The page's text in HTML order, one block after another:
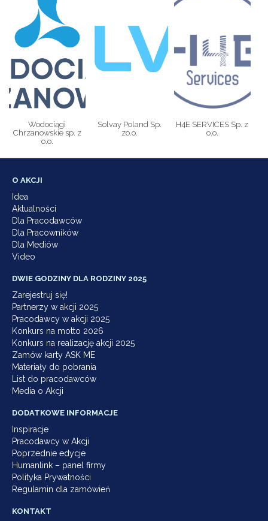
Wodociągi
Chrzanowskie sp. z
o.o.
Solvay Poland Sp.
zo.o.
H4E SERVICES Sp. z
o.o.
O AKCJI
Idea
Aktualności
Dla Pracodawców
Dla Pracowników
Dla Mediów
Video
DWIE GODZINY DLA RODZINY 2025
Zarejestruj się!
Partnerzy w akcji 2025
Pracodawcy w akcji 2025
Konkurs na motto 2026
Konkurs na realizację akcji 2025
Zamów karty ASK ME
Materiały do pobrania
List do pracodawców
Media o Akcji
DODATKOWE INFORMACJE
Inspiracje
Pracodawcy w Akcji
Poprzednie edycje
Humanlink – panel firmy
Polityka Prywatności
Regulamin dla zamówień
KONTAKT